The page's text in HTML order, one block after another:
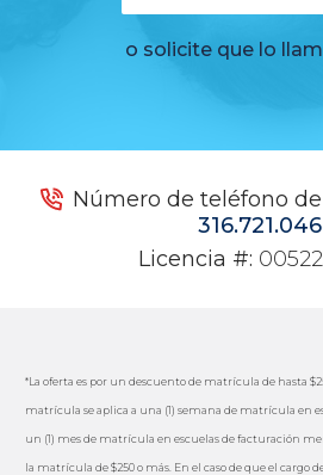
o solicite que lo
Número de teléfono
Licencia #:
*La oferta es por un descuento de matrícula de hasta
matrícula se aplica a una (1) semana de matrícula en
un (1) mes de matrícula en escuelas de facturación
la matrícula de $250 o más. En el caso de que el cargo